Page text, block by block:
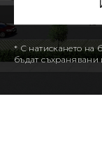
* С натискането на
бъдат съхранявани